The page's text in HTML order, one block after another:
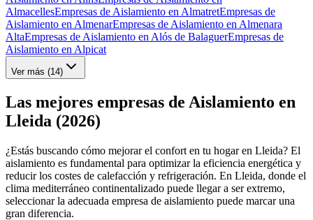
AlmacellesEmpresas de Aislamiento en AlmatretEmpresas de
Aislamiento en AlmenarEmpresas de Aislamiento en Almenara
AltaEmpresas de Aislamiento en Alós de BalaguerEmpresas de
Aislamiento en Alpicat
Ver más (14)
Las mejores empresas de Aislamiento en
Lleida (2026)
¿Estás buscando cómo mejorar el confort en tu hogar en Lleida? El
aislamiento es fundamental para optimizar la eficiencia energética y
reducir los costes de calefacción y refrigeración. En Lleida, donde el
clima mediterráneo continentalizado puede llegar a ser extremo,
seleccionar la adecuada empresa de aislamiento puede marcar una
gran diferencia.